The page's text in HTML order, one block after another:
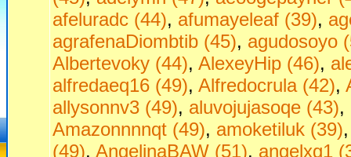
afeluradc (44), afumayeleaf (39),
agrafenaDiombtib (45), agudosoyo
Albertevoky (44), AlexeyHip (46),
alfredaeq16 (49), Alfredocrula (42),
allysonnv3 (49), aluvojujasoqe (43),
Amazonnnnqt (49), amoketiluk (39)
(49), AngelinaBAW (51), angelxg1